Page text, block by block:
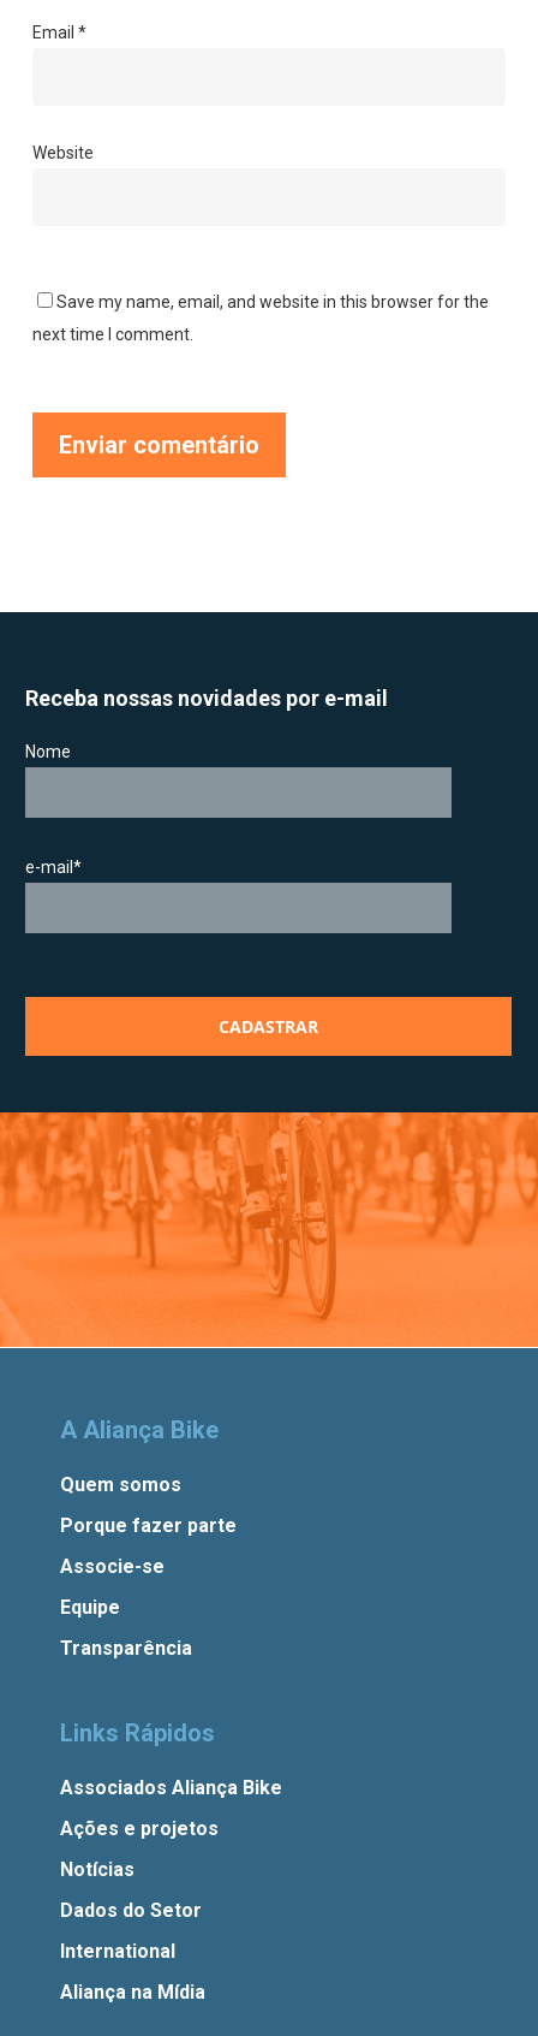
Email *
Website
Save my name, email, and website in this browser for the
next time I comment.
Receba nossas novidades por e-mail
Nome
e-mail*
A Aliança Bike
Quem somos
Porque fazer parte
Associe-se
Equipe
Transparência
Links Rápidos
Associados Aliança Bike
Ações e projetos
Notícias
Dados do Setor
International
Aliança na Mídia